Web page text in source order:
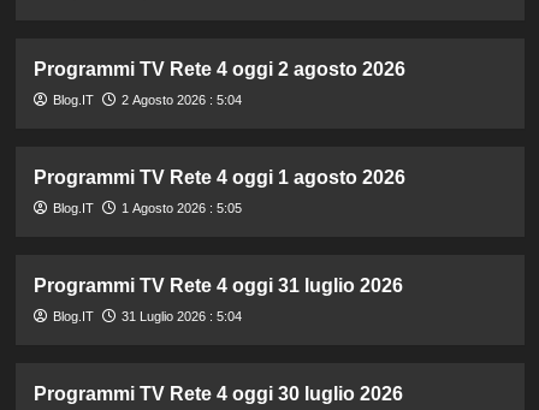
Programmi TV Rete 4 oggi 2 agosto 2026
Blog.IT 2 Agosto 2026 : 5:04
Programmi TV Rete 4 oggi 1 agosto 2026
Blog.IT 1 Agosto 2026 : 5:05
Programmi TV Rete 4 oggi 31 luglio 2026
Blog.IT 31 Luglio 2026 : 5:04
Programmi TV Rete 4 oggi 30 luglio 2026